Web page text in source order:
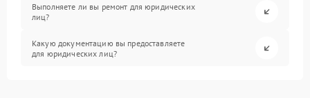
Выполняете ли вы ремонт для юридических
лиц?
Какую документацию вы предоставляете
для юридических лиц?